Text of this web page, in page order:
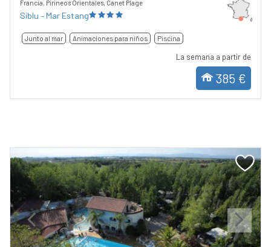
Francia, Pirineos Orientales, Canet Plage
Siblu – Mar Estang
Junto al mar Animaciones para niños Piscina
La semana a partir de
385 €
Previous Next